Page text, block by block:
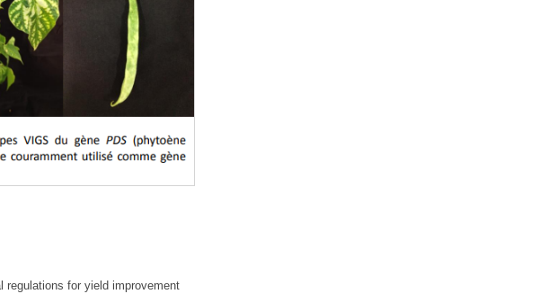
regulations for yield improvement